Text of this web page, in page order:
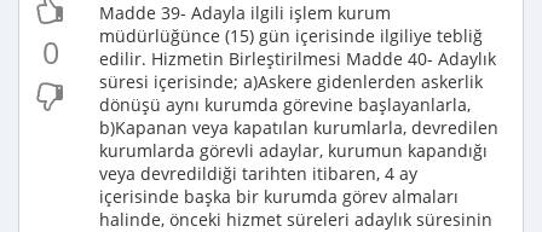
0
Madde 39- Adayla ilgili işlem kurum
müdürlüğünce (15) gün içerisinde ilgiliye tebliğ
edilir. Hizmetin Birleştirilmesi Madde 40- Adaylık
süresi içerisinde; a)Askere gidenlerden askerlik
dönüşü aynı kurumda görevine başlayanlarla,
b)Kapanan veya kapatılan kurumlarla, devredilen
kurumlarda görevli adaylar, kurumun kapandığı
veya devredildiği tarihten itibaren, 4 ay
içerisinde başka bir kurumda görev almaları
halinde, önceki hizmet süreleri adaylık süresinin